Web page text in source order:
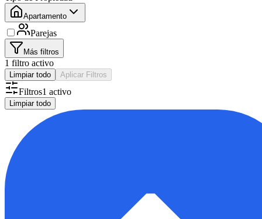
Apartamento
Parejas
Más filtros
1 filtro activo
Limpiar todo Aplicar Filtros
Filtros1 activo
Limpiar todo